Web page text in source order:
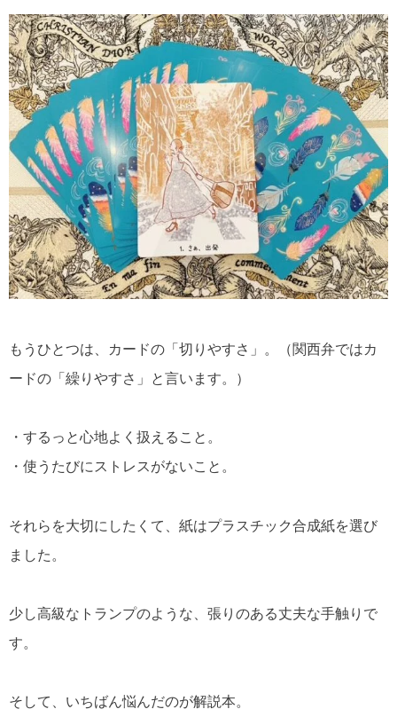
もうひとつは、カードの「切りやすさ」。（関西弁ではカ
ードの「繰りやすさ」と言います。）
・するっと心地よく扱えること。
・使うたびにストレスがないこと。
それらを大切にしたくて、紙はプラスチック合成紙を選び
ました。
少し高級なトランプのような、張りのある丈夫な手触りで
す。
そして、いちばん悩んだのが解説本。